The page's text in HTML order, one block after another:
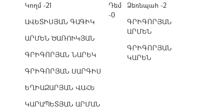
Կողմ -21
ԱՎԵՏԻՍՅԱՆ ԳԱԳԻԿ
ԱՐՄԵՆ ԾԱՌՈՒԿՅԱՆ
ԳՐԻԳՈՐՅԱՆ ՆԱՐԵԿ
ԳՐԻԳՈՐՅԱՆ ՍԱՐԳԻՍ
ԵՂԻԱԶԱՐՅԱՆ ՎԱՀԵ
ԿԱՐԱՊԵՏՅԱՆ ԱՐՄԱՆ
Դեմ
-0
Ձեռնպահ -2
ԳՐԻԳՈՐՅԱՆ
ԱՐՄԵՆ
ԳՐԻԳՈՐՅԱՆ
ԿԱՐԵՆ